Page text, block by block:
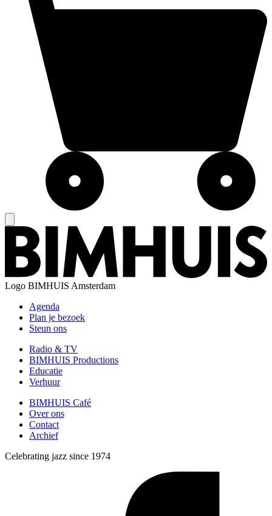
Logo BIMHUIS Amsterdam
Agenda
Plan je bezoek
Steun ons
Radio & TV
BIMHUIS Productions
Educatie
Verhuur
BIMHUIS Café
Over ons
Contact
Archief
Celebrating jazz since 1974